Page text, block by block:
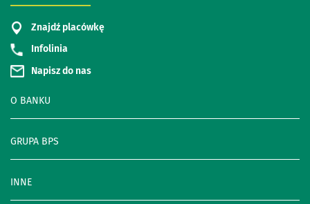
Znajdź placówkę
Infolinia
Napisz do nas
O BANKU
GRUPA BPS
INNE